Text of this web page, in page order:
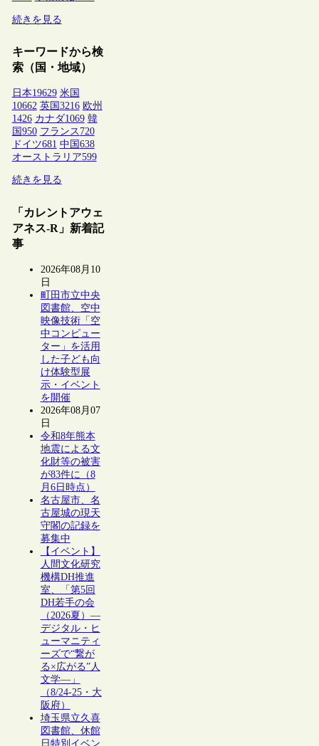
続きを見る
キーワードから検
索（国・地域）
日本19629 米国
10662 英国 3216 欧州
1426 カナダ1069 韓
国 950 フランス 720
ドイツ681 中国 638
オーストラリア599
続きを見る
「カレントアウェ
アネス-R」新着記
事
2026年08月10
日
町田市立中央
図書館、空中
映像技術「空
中コンピュー
ター」を活用
した子ども向
け体験型展
示・イベント
を開催
2026年08月07
日
令和8年熊本
地震による文
化財等の被害
が83件に（8
月6日時点）
名古屋市、名
古屋城の現天
守閣の記録を
募集中
【イベント】
人間文化研究
機構DH推進
室、「第5回
DH若手の会
（2026夏）―
デジタル・ヒ
ューマニティ
ーズで“繋が
る×広がる”人
文学―」
（8/24-25・大
阪府）
埼玉県立久喜
図書館、休館
日特別イベン